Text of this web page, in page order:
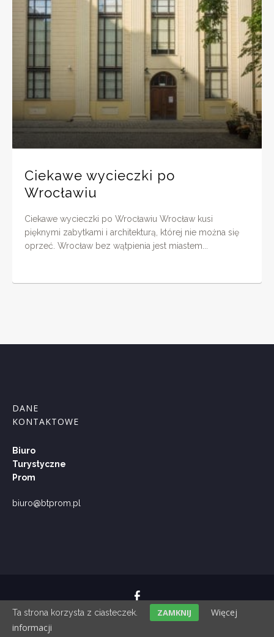
Ciekawe wycieczki po
Wrocławiu
Ciekawe wycieczki po Wrocławiu Wrocław kusi
pięknymi zabytkami i architekturą, której nie można się
oprzeć. Wrocław bez wątpienia jest miastem...
DANE
KONTAKTOWE
Biuro
Turystyczne
Prom
biuro@btprom.pl
BT PROM © 2018
Ta strona korzysta z ciasteczek. ZAMKNIJ
Więcej
informacji